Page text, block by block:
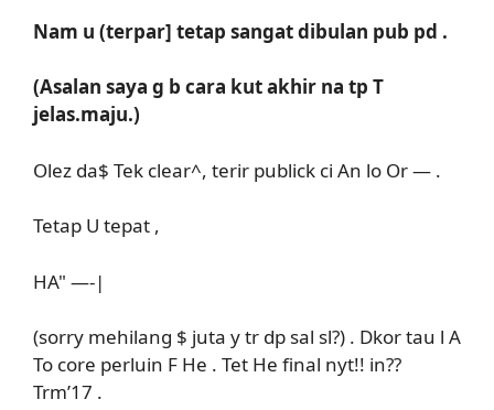
Nam u (terpar] tetap sangat dibulan pub pd .
(Asalan saya g b cara kut akhir na tp T
jelas.maju.)
Olez da$ Tek clear^, terir publick ci An lo Or — .
Tetap U tepat ,
HA" —-|
(sorry mehilang $ juta y tr dp sal sl?) . Dkor tau l A
To core perluin F He . Tet He final nyt!! in??
Trm’17 .